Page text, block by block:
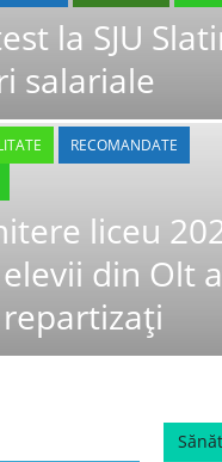
la SJU
salariale
RECOMANDATE
liceu
din Olt